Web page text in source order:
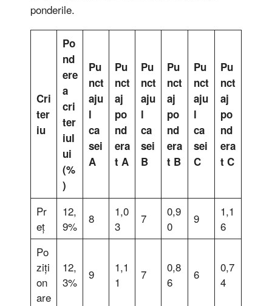
ponderile.
Cri
ter
iu
Po
nd
ere
a
cri
ter
iul
ui
(%
)
Pu
nct
aju
l
ca
sei
A
Pu
nct
aj
po
nd
era
t A
Pu
nct
aju
l
ca
sei
B
Pu
nct
aj
po
nd
era
t B
Pu
nct
aju
l
ca
sei
C
Pu
nct
aj
po
nd
era
t C
Pr
eț
12,
9%
8
1,0
3
7
0,9
0
9
1,1
6
Po
ziți
on
are
12,
3%
9
1,1
1
7
0,8
6
6
0,7
4